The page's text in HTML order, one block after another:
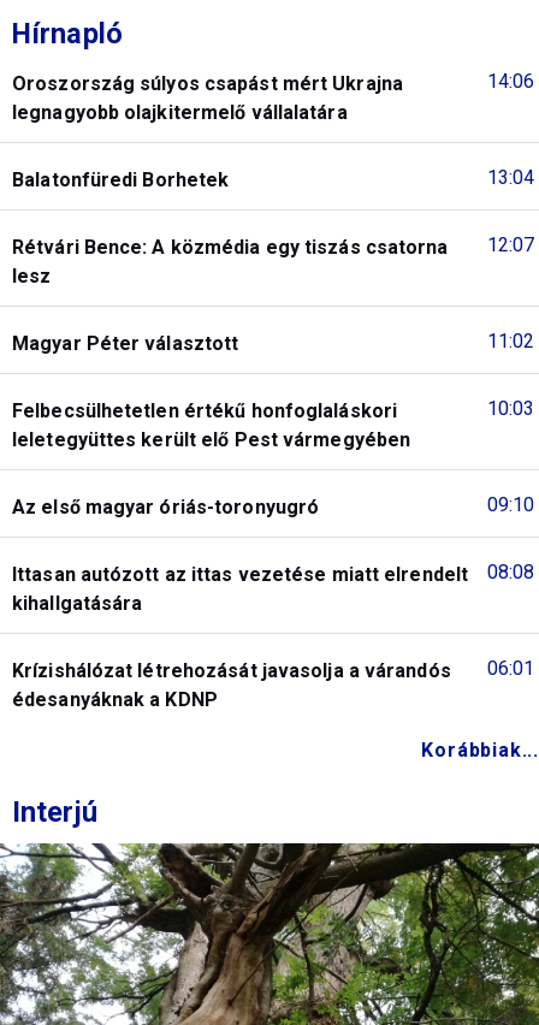
Hírnapló
14:06
Oroszország súlyos csapást mért Ukrajna
legnagyobb olajkitermelő vállalatára
13:04
Balatonfüredi Borhetek
12:07
Rétvári Bence: A közmédia egy tiszás csatorna
lesz
11:02
Magyar Péter választott
10:03
Felbecsülhetetlen értékű honfoglaláskori
leletegyüttes került elő Pest vármegyében
09:10
Az első magyar óriás-toronyugró
08:08
Ittasan autózott az ittas vezetése miatt elrendelt
kihallgatására
06:01
Krízishálózat létrehozását javasolja a várandós
édesanyáknak a KDNP
Korábbiak...
Interjú